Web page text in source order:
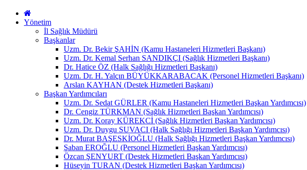
Yönetim
İl Sağlık Müdürü
Başkanlar
Uzm. Dr. Bekir ŞAHİN (Kamu Hastaneleri Hizmetleri Başkanı)
Uzm. Dr. Kemal Serhan SANDIKÇI (Sağlık Hizmetleri Başkanı)
Dr. Hatice ÖZ (Halk Sağlığı Hizmetleri Başkanı)
Uzm. Dr. H. Yalçın BÜYÜKKARABACAK (Personel Hizmetleri Başkanı)
Arslan KAYHAN (Destek Hizmetleri Başkanı)
Başkan Yardımcıları
Uzm. Dr. Sedat GÜRLER (Kamu Hastaneleri Hizmetleri Başkan Yardımcısı)
Dr. Cengiz TÜRKMAN (Sağlık Hizmetleri Başkan Yardımcısı)
Uzm. Dr. Koray KÜREKCİ (Sağlık Hizmetleri Başkan Yardımcısı)
Uzm. Dr. Duygu SUVACI (Halk Sağlığı Hizmetleri Başkan Yardımcısı)
Dr. Murat BAŞESKİOĞLU (Halk Sağlığı Hizmetleri Başkan Yardımcısı)
Şaban EROĞLU (Personel Hizmetleri Başkan Yardımcısı)
Özcan ŞENYURT (Destek Hizmetleri Başkan Yardımcısı)
Hüseyin TURAN (Destek Hizmetleri Başkan Yardımcısı)